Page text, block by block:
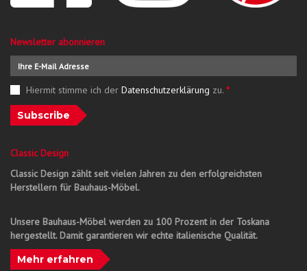
Newsletter abonnieren
Hiermit stimme ich der Datenschutzerklärung zu. *
Subscribe
Classic Design
Classic Design zählt seit vielen Jahren zu den erfolgreichsten
Herstellern für Bauhaus-Möbel.
Unsere Bauhaus-Möbel werden zu 100 Prozent in der Toskana
hergestellt. Damit garantieren wir echte italienische Qualität.
Mehr erfahren